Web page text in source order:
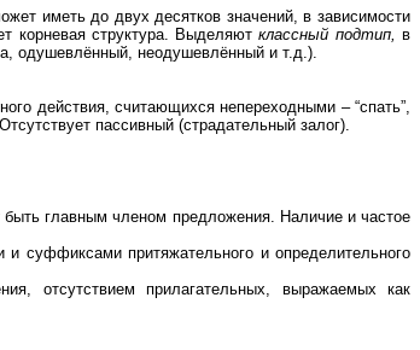
иметь до двух десятков значений, в зависимости
корневая структура. Выделяютклассный подтип, в
одушевлённый, неодушевлённый и т.д.).
действия, считающихся непереходными – “спать”,
пассивный (страдательный залог).
главным членом предложения. Наличие и частое
и суффиксами притяжательного и определительного
отсутствием прилагательных, выражаемых как